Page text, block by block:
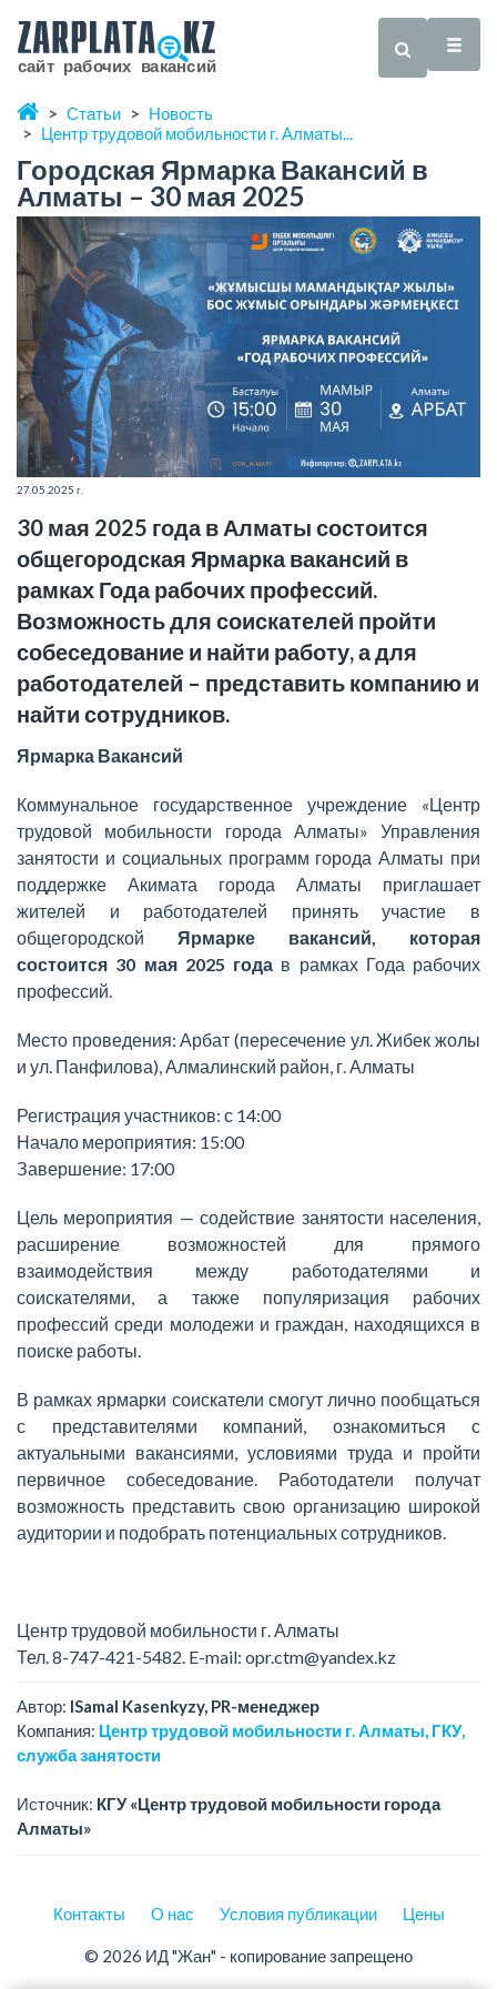
Статьи
Новость
Центр трудовой мобильности г. Алматы...
Городская Ярмарка Вакансий в
Алматы – 30 мая 2025
27.05.2025 г.
30 мая 2025 года в Алматы состоится
общегородская Ярмарка вакансий в
рамках Года рабочих профессий.
Возможность для соискателей пройти
собеседование и найти работу, а для
работодателей – представить компанию и
найти сотрудников.
Ярмарка Вакансий
Коммунальное государственное учреждение «Центр
трудовой мобильности города Алматы» Управления
занятости и социальных программ города Алматы при
поддержке Акимата города Алматы приглашает
жителей и работодателей принять участие в
общегородской Ярмарке вакансий, которая
состоится 30 мая 2025 года в рамках Года рабочих
профессий.
Место проведения: Арбат (пересечение ул. Жибек жолы
и ул. Панфилова), Алмалинский район, г. Алматы
Регистрация участников: с 14:00
Начало мероприятия: 15:00
Завершение: 17:00
Цель мероприятия — содействие занятости населения,
расширение возможностей для прямого
взаимодействия между работодателями и
соискателями, а также популяризация рабочих
профессий среди молодежи и граждан, находящихся в
поиске работы.
В рамках ярмарки соискатели смогут лично пообщаться
с представителями компаний, ознакомиться с
актуальными вакансиями, условиями труда и пройти
первичное собеседование. Работодатели получат
возможность представить свою организацию широкой
аудитории и подобрать потенциальных сотрудников.
Центр трудовой мобильности г. Алматы
Тел. 8-747-421-5482. E-mail: opr.ctm@yandex.kz
Автор: ISamal Kasenkyzy, PR-менеджер
Компания: Центр трудовой мобильности г. Алматы, ГКУ,
служба занятости
Источник: КГУ «Центр трудовой мобильности города
Алматы»
Контакты О нас Условия публикации Цены
© 2026 ИД "Жан" - копирование запрещено